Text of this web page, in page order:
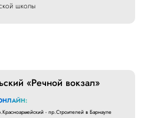
школы
«Речной вокзал»
- пр.Строителей в Барнауле